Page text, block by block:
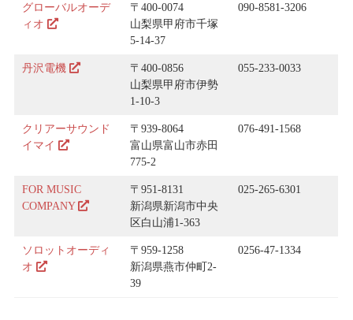
グローバルオーデ
ィオ
〒400-0074
山梨県甲府市千塚
5-14-37
090-8581-3206
丹沢電機
〒400-0856
山梨県甲府市伊勢
1-10-3
055-233-0033
クリアーサウンド
イマイ
〒939-8064
富山県富山市赤田
775-2
076-491-1568
FOR MUSIC
COMPANY
〒951-8131
新潟県新潟市中央
区白山浦1-363
025-265-6301
ソロットオーディ
オ
〒959-1258
新潟県燕市仲町2-
39
0256-47-1334